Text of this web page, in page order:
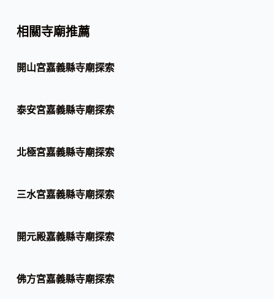
相關寺廟推薦
開山宮嘉義縣寺廟探索
泰安宮嘉義縣寺廟探索
北極宮嘉義縣寺廟探索
三水宮嘉義縣寺廟探索
開元殿嘉義縣寺廟探索
佛方宮嘉義縣寺廟探索